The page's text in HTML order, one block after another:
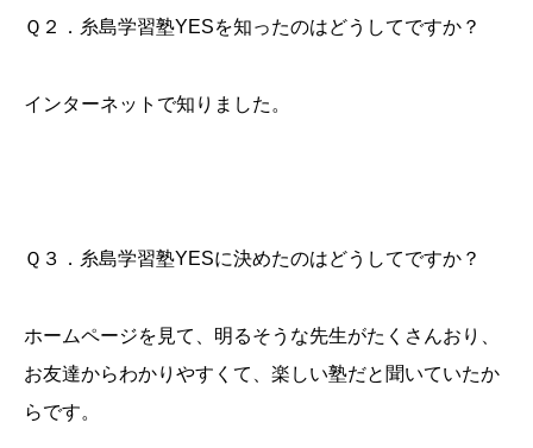
Ｑ２．糸島学習塾YESを知ったのはどうしてですか？
インターネットで知りました。
Ｑ３．糸島学習塾YESに決めたのはどうしてですか？
ホームページを見て、明るそうな先生がたくさんおり、
お友達からわかりやすくて、楽しい塾だと聞いていたか
らです。